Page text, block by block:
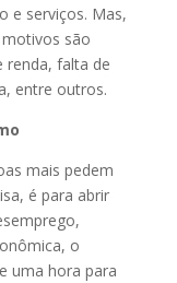
e serviços. Mas,
são
renda, falta de
entre outros.
mais pedem
é para abrir
o
uma hora para